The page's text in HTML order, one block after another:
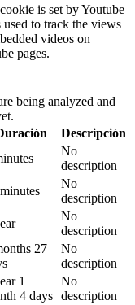
is set by Youtube
used to track the views
videos on
pages.
being analyzed and
Descripción
No
description
No
description
No
description
27
No
description
1
4 days
No
description